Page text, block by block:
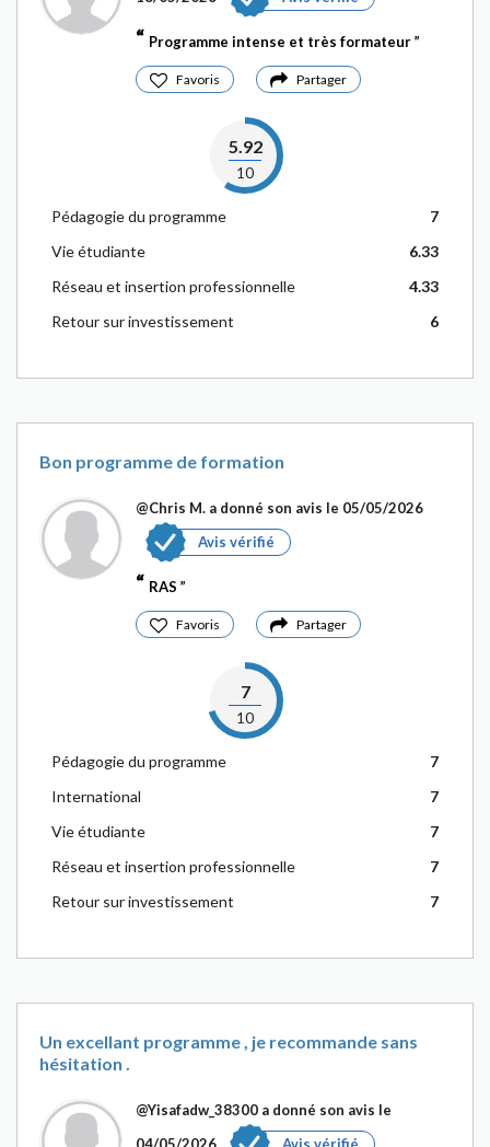
Programme intense et très formateur
Favoris Partager
5.92
10
Pédagogie du programme
7
Vie étudiante
6.33
Réseau et insertion professionnelle
4.33
Retour sur investissement
6
Bon programme de formation
@Chris M. a donné son avis le 05/05/2026
Avis vérifié
RAS
Favoris Partager
7
10
Pédagogie du programme
7
International
7
Vie étudiante
7
Réseau et insertion professionnelle
7
Retour sur investissement
7
Un excellant programme , je recommande sans
hésitation .
@Yisafadw_38300 a donné son avis le